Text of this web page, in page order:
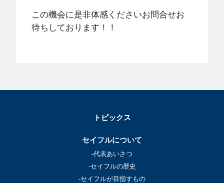
この機会に是非体感くださいお問合せお
待ちしております！！
トピックス
セイフルについて
-代表あいさつ
-セイフルの歴史
-セイフルが目指すもの